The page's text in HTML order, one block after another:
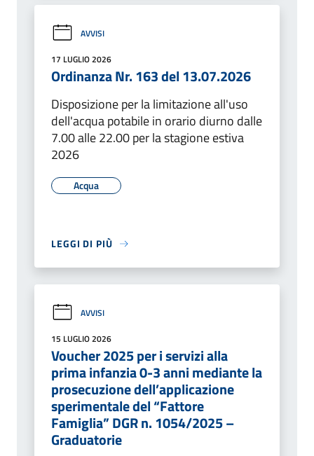
AVVISI
17 LUGLIO 2026
Ordinanza Nr. 163 del 13.07.2026
Disposizione per la limitazione all'uso
dell'acqua potabile in orario diurno dalle
7.00 alle 22.00 per la stagione estiva
2026
Acqua
LEGGI DI PIÙ
AVVISI
15 LUGLIO 2026
Voucher 2025 per i servizi alla
prima infanzia 0-3 anni mediante la
prosecuzione dell’applicazione
sperimentale del “Fattore
Famiglia” DGR n. 1054/2025 –
Graduatorie